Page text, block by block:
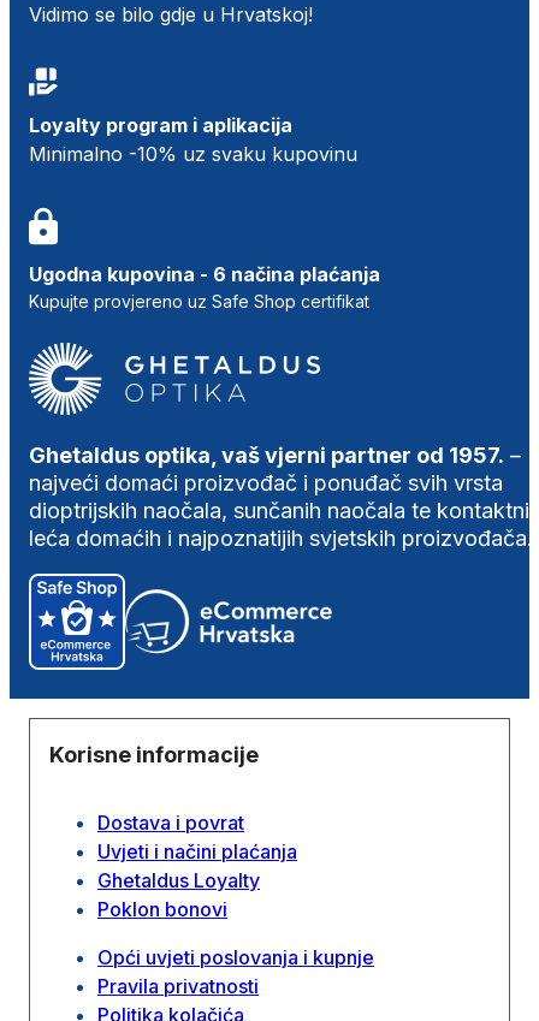
Vidimo se bilo gdje u Hrvatskoj!
Loyalty program i aplikacija
Minimalno -10% uz svaku kupovinu
Ugodna kupovina - 6 načina plaćanja
Kupujte provjereno uz Safe Shop certifikat
Ghetaldus optika, vaš vjerni partner od 1957. –
najveći domaći proizvođač i ponuđač svih vrsta
dioptrijskih naočala, sunčanih naočala te
leća domaćih i najpoznatijih svjetskih proizvođača.
Korisne informacije
Dostava i povrat
Uvjeti i načini plaćanja
Ghetaldus Loyalty
Poklon bonovi
Opći uvjeti poslovanja i kupnje
Pravila privatnosti
Politika kolačića